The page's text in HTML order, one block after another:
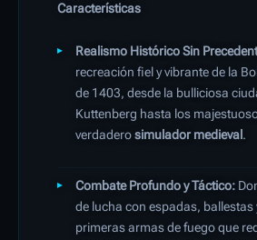
Características
Realismo Histórico Sin
recreación fiel y vibrante de la
de 1403, desde la bulliciosa
Kuttenberg hasta los
verdaderosimulador medieval .
Combate Profundo y Táctico:
de lucha con espadas, ballestas
primeras armas de fuego que